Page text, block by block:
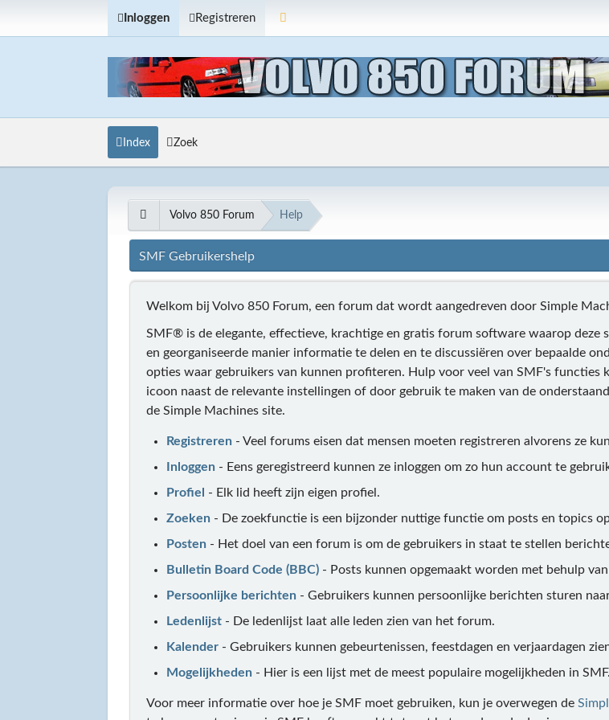
Inloggen Registreren
Index Zoek
Volvo 850 Forum Help
SMF Gebruikershelp
Welkom bij Volvo 850 Forum, een forum dat wordt aangedreven door Simple
SMF® is de elegante, effectieve, krachtige en gratis forum software waarop deze
en georganiseerde manier informatie te delen en te discussiëren over bepaalde
opties waar gebruikers van kunnen profiteren. Hulp voor veel van SMF's
icoon naast de relevante instellingen of door gebruik te maken van de
de Simple Machines site.
Registreren - Veel forums eisen dat mensen moeten registreren alvorens ze
Inloggen - Eens geregistreerd kunnen ze inloggen om zo hun account te
Profiel
- Elk lid heeft zijn eigen profiel.
Zoeken - De zoekfunctie is een bijzonder nuttige functie om posts en topics
Posten - Het doel van een forum is om de gebruikers in staat te stellen
Bulletin Board Code (BBC) - Posts kunnen opgemaakt worden met behulp
Persoonlijke berichten - Gebruikers kunnen persoonlijke berichten sturen
Ledenlijst - De ledenlijst laat alle leden zien van het forum.
Kalender - Gebruikers kunnen gebeurtenissen, feestdagen en verjaardagen
Mogelijkheden - Hier is een lijst met de meest populaire mogelijkheden in SMF.
Voor meer informatie over hoe je SMF moet gebruiken, kun je overwegen de